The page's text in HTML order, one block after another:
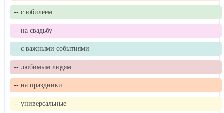
-- с юбилеем
-- на свадьбу
-- с важными событиями
-- любимым людям
-- на праздники
-- универсальные